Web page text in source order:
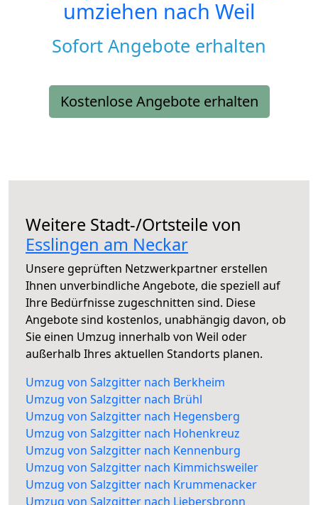
umziehen nach Weil
Sofort Angebote erhalten
Kostenlose Angebote erhalten
Weitere Stadt-/Ortsteile von
Esslingen am Neckar
Unsere geprüften Netzwerkpartner erstellen
Ihnen unverbindliche Angebote, die speziell auf
Ihre Bedürfnisse zugeschnitten sind. Diese
Angebote sind kostenlos, unabhängig davon, ob
Sie einen Umzug innerhalb von Weil oder
außerhalb Ihres aktuellen Standorts planen.
Umzug von Salzgitter nach Berkheim
Umzug von Salzgitter nach Brühl
Umzug von Salzgitter nach Hegensberg
Umzug von Salzgitter nach Hohenkreuz
Umzug von Salzgitter nach Kennenburg
Umzug von Salzgitter nach Kimmichsweiler
Umzug von Salzgitter nach Krummenacker
Umzug von Salzgitter nach Liebersbronn